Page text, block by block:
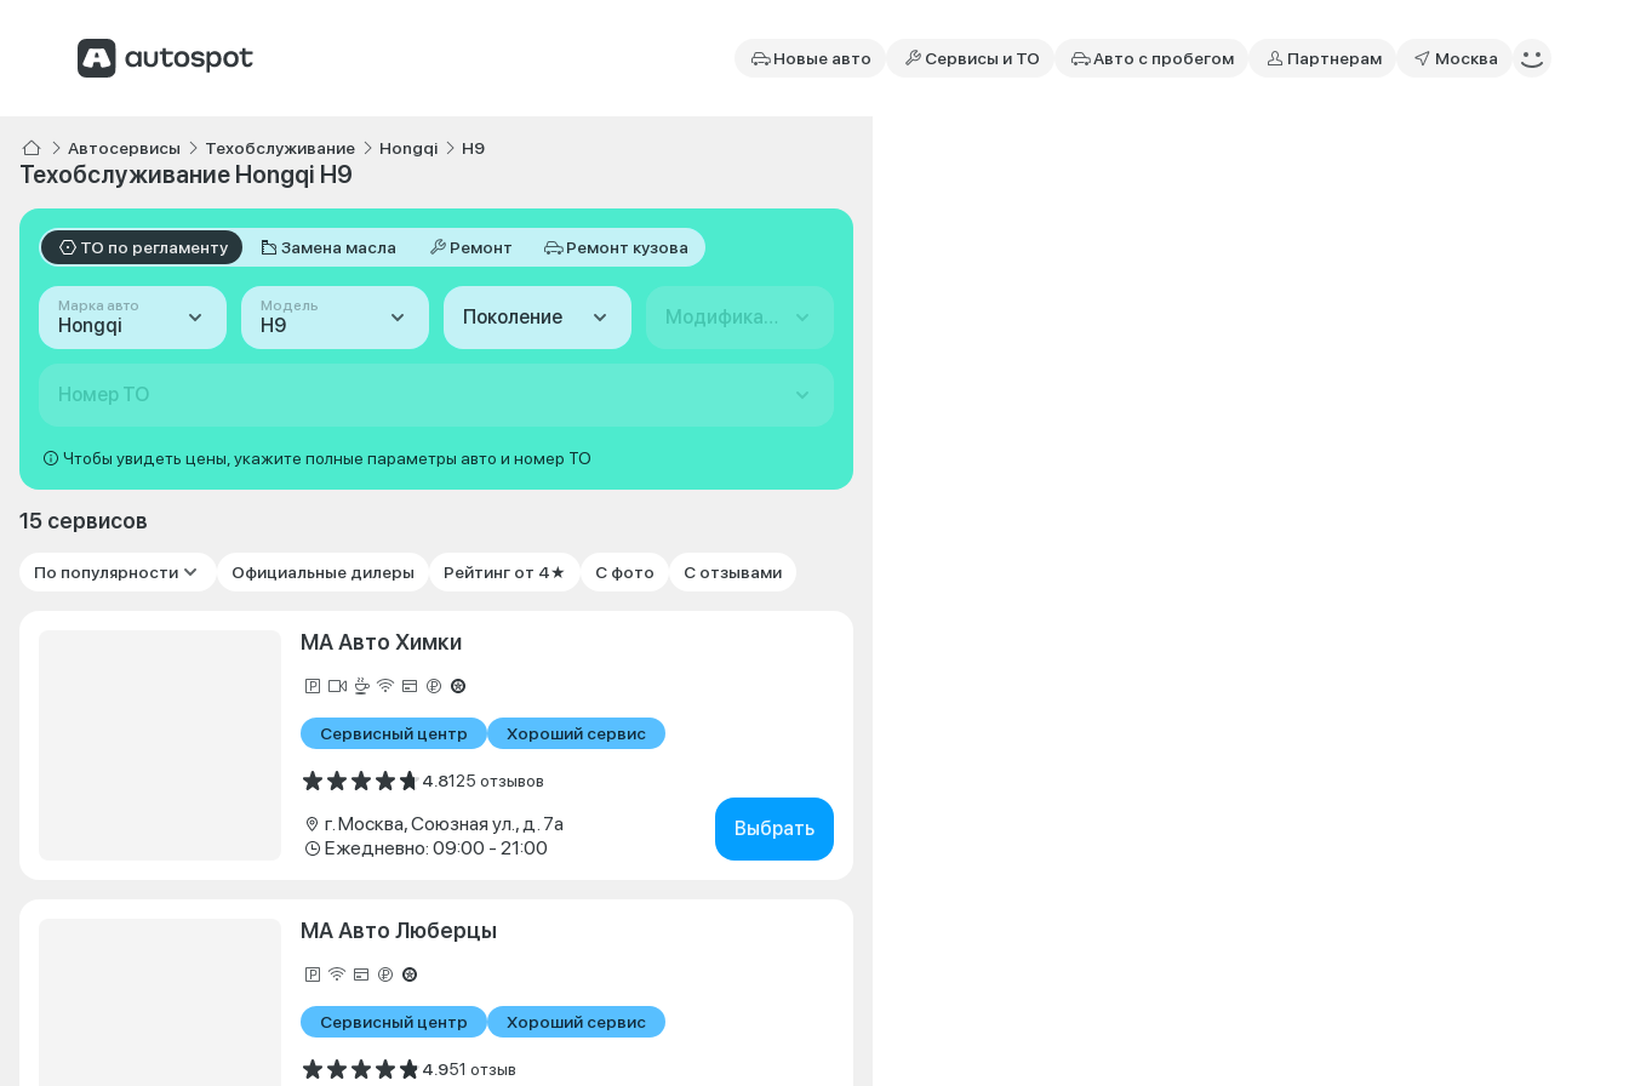
Новые авто Сервисы и ТО Авто с пробегом Партнерам Москва
Автосервисы Техобслуживание Hongqi H9
Техобслуживание Hongqi H9
ТО по регламенту Замена масла Ремонт Ремонт кузова
Марка авто
Hongqi
Модель
H9 Поколение Модификация
Номер ТО
Чтобы увидеть цены, укажите полные параметры авто и номер ТО
15 сервисов
По популярности Официальные дилеры Рейтинг от 4★ С фото С отзывами
МА Авто Химки
Сервисный центр Хороший сервис
4.8125 отзывов
г. Москва, Союзная ул., д. 7а
Ежедневно: 09:00 - 21:00
Выбрать
МА Авто Люберцы
Сервисный центр Хороший сервис
4.951 отзыв